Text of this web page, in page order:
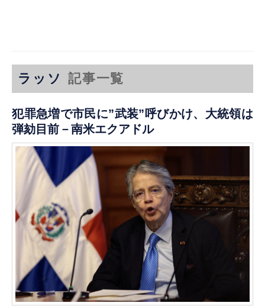
ラッソ 記事一覧
犯罪急増で市民に”武装”呼びかけ、大統領は
弾劾目前－南米エクアドル